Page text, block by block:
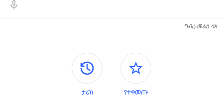
ግብረ-መልስ ላክ
የጎን ፓነሎች
ታሪክ የተቀመጡ